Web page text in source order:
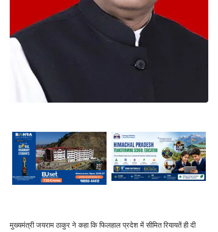
मुख्यमंत्री जयराम ठाकुर ने कहा कि फिलहाल प्रदेश में सीमित रियायतें ही दी